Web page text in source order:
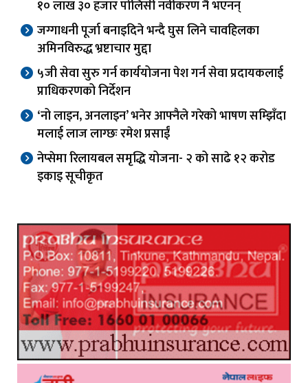
१० लाख ३० हजार पोलिसी नवीकरण नै भएनन्
जग्गाधनी पूर्जा बनाइदिने भन्दै घुस लिने चावहिलका
अमिनविरुद्ध भ्रष्टाचार मुद्दा
५जी सेवा सुरु गर्न कार्ययोजना पेश गर्न सेवा प्रदायकलाई
प्राधिकरणको निर्देशन
‘नो लाइन, अनलाइन’ भनेर आफ्नैले गरेको भाषण सम्झिँदा
मलाई लाज लाग्छः रमेश प्रसाईं
नेप्सेमा रिलायबल समृद्धि योजना- २ को साढे १२ करोड
इकाइ सूचीकृत